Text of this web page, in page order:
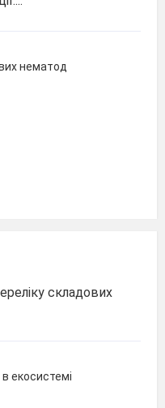
нематод
складових
екосистемі